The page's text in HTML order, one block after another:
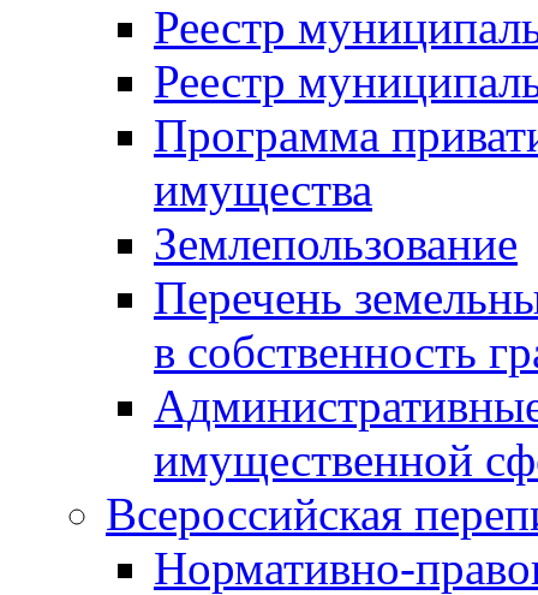
Реестр
Реестр
Программа
имущества
Землепользование
Перечень
в собственность
имущественной
Всероссийская
Нормативно-